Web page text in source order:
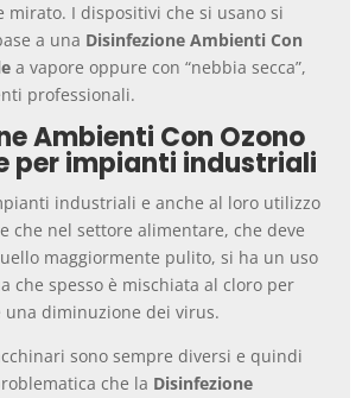
mirato. I dispositivi che si usano si
a una Disinfezione Ambienti Con
a vapore oppure con “nebbia secca”,
professionali.
Ambienti Con Ozono
per impianti industriali
industriali e anche al loro utilizzo
che nel settore alimentare, che deve
maggiormente pulito, si ha un uso
che spesso è mischiata al cloro per
una diminuzione dei virus.
sono sempre diversi e quindi
che la Disinfezione